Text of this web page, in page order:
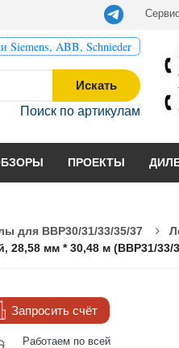
Siemens, ABB, Schnieder
Искать
Поиск по артикулам
ПРОЕКТЫ
для BBP30/31/33/35/37
28,58 мм * 30,48 м (BBP31/33/
Запросить счёт
Работаем по всей